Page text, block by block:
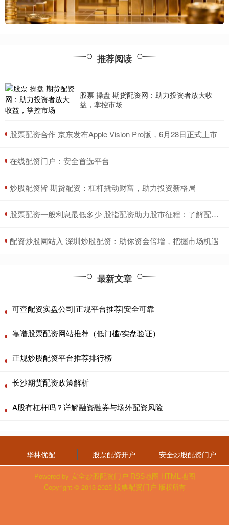
推荐阅读
股票 操盘 期货配资网：助力投资者放大收
益，掌控市场
​股票配资合作 京东发布Apple Vision Pro版，6月28日正式上市
​在线配资门户：安全首选平台
​炒股配资皆 期货配资：杠杆撬动财富，助力投资新格局
​股票配资一般利息最低多少 股指配资助力股市征程：了解配资类型，把握投资机遇
​配资炒股网站入 深圳炒股配资：助你资金倍增，把握市场机遇
最新文章
可查配资实盘公司|正规平台推荐|安全可靠
靠谱股票配资网站推荐（低门槛/实盘验证）
正规炒股配资平台推荐排行榜
长沙期货配资政策解析
A股有杠杆吗？详解融资融券与场外配资风险
华林优配 股票配资开户 安全炒股配资门户
Powered by 安全炒股配资门户 RSS地图 HTML地图
Copyright © 2013-2025 股票配资门户 版权所有